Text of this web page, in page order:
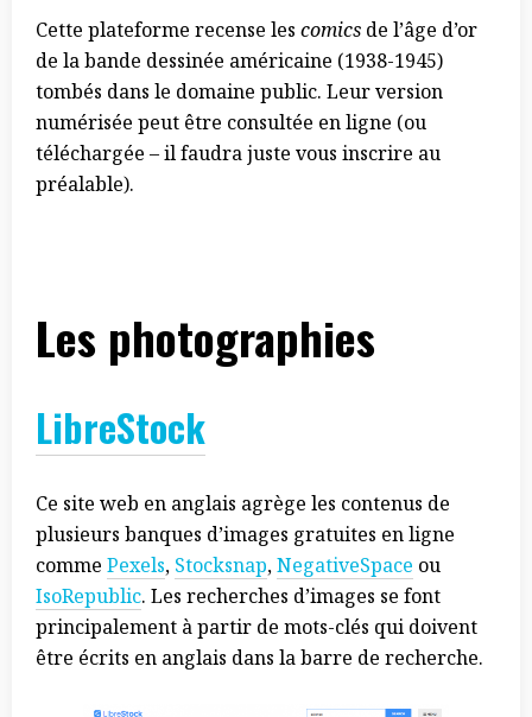
Cette plateforme recense les comics de l’âge d’or
de la bande dessinée américaine (1938-1945)
tombés dans le domaine public. Leur version
numérisée peut être consultée en ligne (ou
téléchargée – il faudra juste vous inscrire au
préalable).
Les photographies
LibreStock
Ce site web en anglais agrège les contenus de
plusieurs banques d’images gratuites en ligne
comme Pexels, Stocksnap,NegativeSpace ou
IsoRepublic. Les recherches d’images se font
principalement à partir de mots-clés qui doivent
être écrits en anglais dans la barre de recherche.